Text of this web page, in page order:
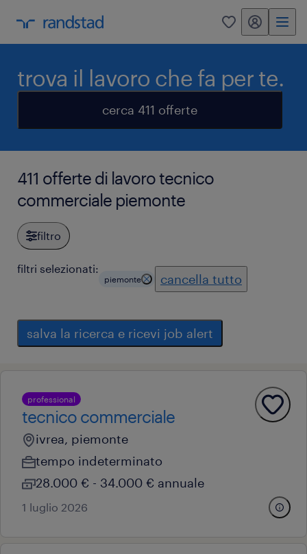
0 my randstad
trova il lavoro che fa per te.
cerca 411 offerte
411 offerte di lavoro tecnico
commerciale piemonte
filtro
filtri selezionati:
piemonte cancella tutto
salva la ricerca e ricevi job alert
professional
tecnico commerciale
ivrea, piemonte
tempo indeterminato
28.000 € - 34.000 € annuale
1 luglio 2026